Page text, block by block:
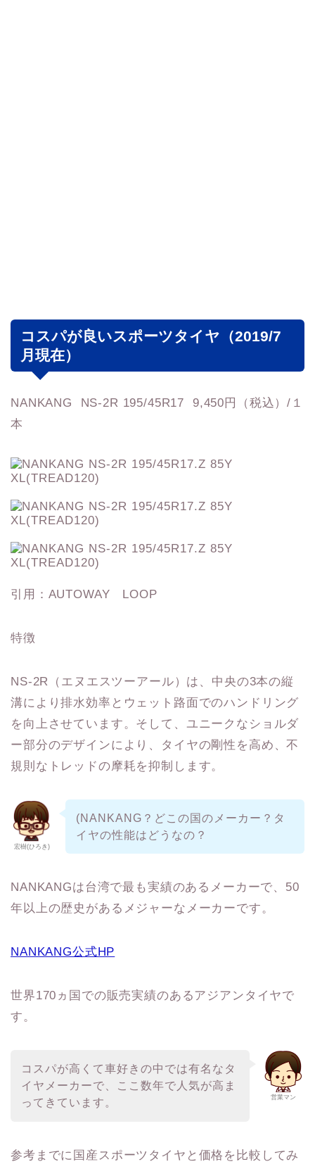
コスパが良いスポーツタイヤ（2019/7
月現在）
NANKANG NS-2R 195/45R17 9,450円（税込）/１
本
引用：AUTOWAY LOOP
特徴
NS-2R（エヌエスツーアール）は、中央の3本の縦
溝により排水効率とウェット路面でのハンドリング
を向上させています。そして、ユニークなショルダ
ー部分のデザインにより、タイヤの剛性を高め、不
規則なトレッドの摩耗を抑制します。
宏樹(ひろき)
(NANKANG？どこの国のメーカー？タ
イヤの性能はどうなの？
NANKANGは台湾で最も実績のあるメーカーで、50
年以上の歴史があるメジャーなメーカーです。
NANKANG公式HP
世界170ヵ国での販売実績のあるアジアンタイヤで
す。
営業マン
コスパが高くて車好きの中では有名なタ
イヤメーカーで、ここ数年で人気が高ま
ってきています。
参考までに国産スポーツタイヤと価格を比較してみ